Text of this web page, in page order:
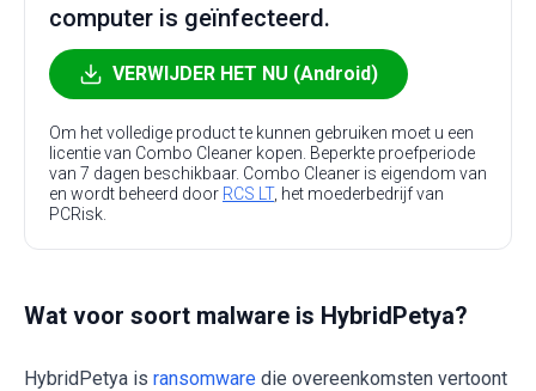
computer is geïnfecteerd.
VERWIJDER HET NU (Android)
Om het volledige product te kunnen gebruiken moet u een
licentie van Combo Cleaner kopen. Beperkte proefperiode
van 7 dagen beschikbaar. Combo Cleaner is eigendom van
en wordt beheerd door RCS LT, het moederbedrijf van
PCRisk.
Wat voor soort malware is HybridPetya?
HybridPetya is ransomware die overeenkomsten vertoont